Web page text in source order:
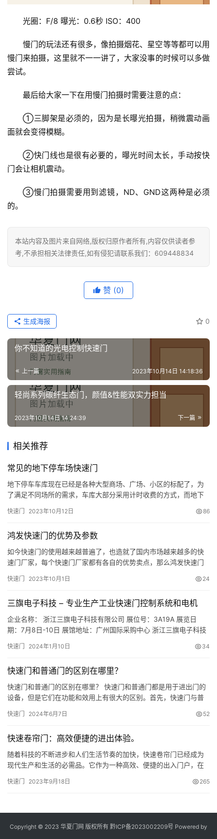
光圈：F/8 曝光：0.6秒 ISO：400
慢门的玩法还有很多，像拍摄烟花、星空等等都可以用
慢门来拍摄，这里就不一一讲了，大家没事的时候可以多做
尝试。
最后给大家一下在用慢门拍摄时需要注意的点：
①三脚架是必须的，因为是长曝光拍摄，稍微震动画
面就会变得模糊。
②快门线也是很有必要的，曝光时间太长，手动按快
门会让相机震动。
③慢门拍摄需要用到滤镜，ND、GND这两种是必须
的。
本站内容及图片来自网络,版权归原作者所有,内容仅供读者参
考,不承担相关法律责任,如有侵犯请联系我们：609448834
赞 (0)
0
生成海报
你不知道的光电控制快速门
上一篇 2023年10月14日 14:18:36
轻尚系列碳纤生态门，颜值&性能双实力担当
下一篇
2023年10月14日 14:24:39
相关推荐
常见的地下停车场快速门
地下停车车库现在已经是各种大型商场、广场、小区的标配了，为
了满足不同场所的需求，车库大部分采用计时收费的方式，而地下
种： 一、鸿发自动门涡轮硬质快速门 涡轮硬质快速门常见于商场超
所以被各大超市所用，配合车牌识别收费系统，联动起来，整个停
车收费系…
快速门 2023年10月12日 86
鸿发快速门的优势及参数
如今快速门的使用越来越普遍了，也造就了国内市场越来越多的快
速门厂家，每个快速门厂家都有各自的优势卖点，那么鸿发快速门
来看看吧！ 鸿发快速门优势及参数： 一、鸿发快速门的门体结构：
包箱采用不锈钢，轨道经过特殊设计，在风压大的情况下减少与帘…
快速门 2023年10月1日 24
三旗电子科技 – 专业生产工业快速门控制系统和电机
企业名称： 浙江三旗电子科技有限公司 展位号：3A19A 展览日
期：7月8日-10日 展馆地址：广州国际采购中心 浙江三旗电子科技
生产、销售及出口业务为一体的综合性科技企业，致力于工业快速
技术以及生产工艺均已达到先进水平，公…
快速门 2024年1月10日 34
快速门和普通门的区别在哪里？
快速门和普通门的区别在哪里？ 快速门和普通门都是用于进出门的
设备，但是它们在功能和效用上有很大的区别。首先，快速门与普
动，可以实现快速的开启和关闭，从而可以节约时间并提高效率。
快速门在使用上更加方便。快速门可以通过遥控器、传感器、按钮
等多种方…
快速门 2024年6月7日 52
快速卷帘门：高效便捷的进出体验。
随着科技的不断进步和人们生活节奏的加快，快速卷帘门已经成为
现代生产和生活的必需品。它作为一种高效、便捷的出入门户，在
者了解其定义、分类、优点和应用场景： 定义： 快速卷帘门又称快
快速门 2023年9月18日 265
Copyright © 2023 华夏门网 版权所有 黔ICP备2023002209号 Powered by